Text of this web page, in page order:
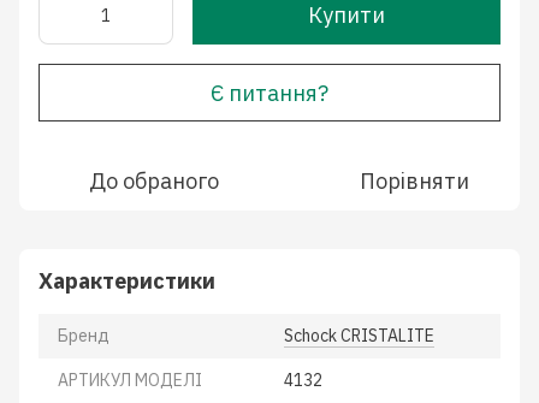
Купити
Є питання?
До обраного Порівняти
Характеристики
Бренд Schock CRISTALITE
АРТИКУЛ МОДЕЛІ 4132